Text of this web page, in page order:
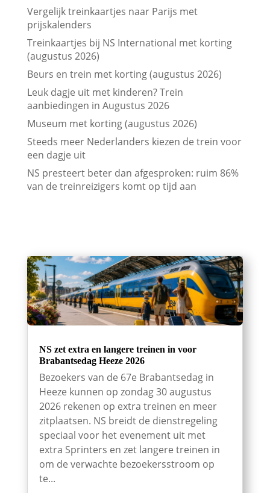
Vergelijk treinkaartjes naar Parijs met
prijskalenders
Treinkaartjes bij NS International met korting
(augustus 2026)
Beurs en trein met korting (augustus 2026)
Leuk dagje uit met kinderen? Trein
aanbiedingen in Augustus 2026
Museum met korting (augustus 2026)
Steeds meer Nederlanders kiezen de trein voor
een dagje uit
NS presteert beter dan afgesproken: ruim 86%
van de treinreizigers komt op tijd aan
NS zet extra en langere treinen in voor
Brabantsedag Heeze 2026
Bezoekers van de 67e Brabantsedag in
Heeze kunnen op zondag 30 augustus
2026 rekenen op extra treinen en meer
zitplaatsen. NS breidt de dienstregeling
speciaal voor het evenement uit met
extra Sprinters en zet langere treinen in
om de verwachte bezoekersstroom op
te...